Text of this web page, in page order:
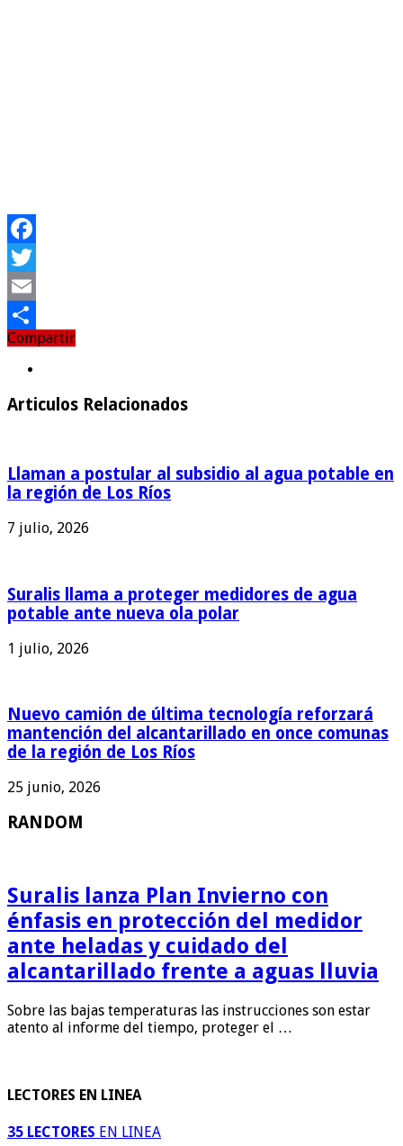
Facebook
Twitter
Email
Compartir
Compartir
Articulos Relacionados
Llaman a postular al subsidio al agua potable en
la región de Los Ríos
7 julio, 2026
Suralis llama a proteger medidores de agua
potable ante nueva ola polar
1 julio, 2026
Nuevo camión de última tecnología reforzará
mantención del alcantarillado en once comunas
de la región de Los Ríos
25 junio, 2026
RANDOM
Suralis lanza Plan Invierno con
énfasis en protección del medidor
ante heladas y cuidado del
alcantarillado frente a aguas lluvia
Sobre las bajas temperaturas las instrucciones son estar
atento al informe del tiempo, proteger el …
LECTORES EN LINEA
35 LECTORES EN LINEA